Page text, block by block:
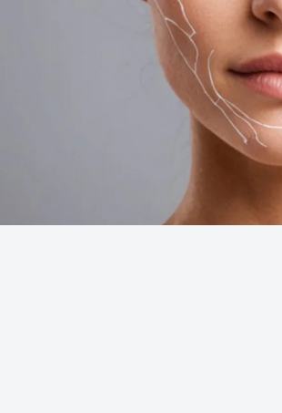
Découvrez
collagène